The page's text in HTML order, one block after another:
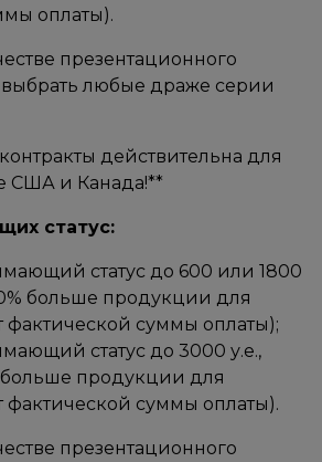
оплаты).
презентационного
любые драже серии
действительна для
США и Канада!**
статус:
статус до 600 или​ 1800
больше продукции для
фактической суммы оплаты);
статус до 3000 у.е.,
больше продукции для
фактической суммы оплаты).
презентационного